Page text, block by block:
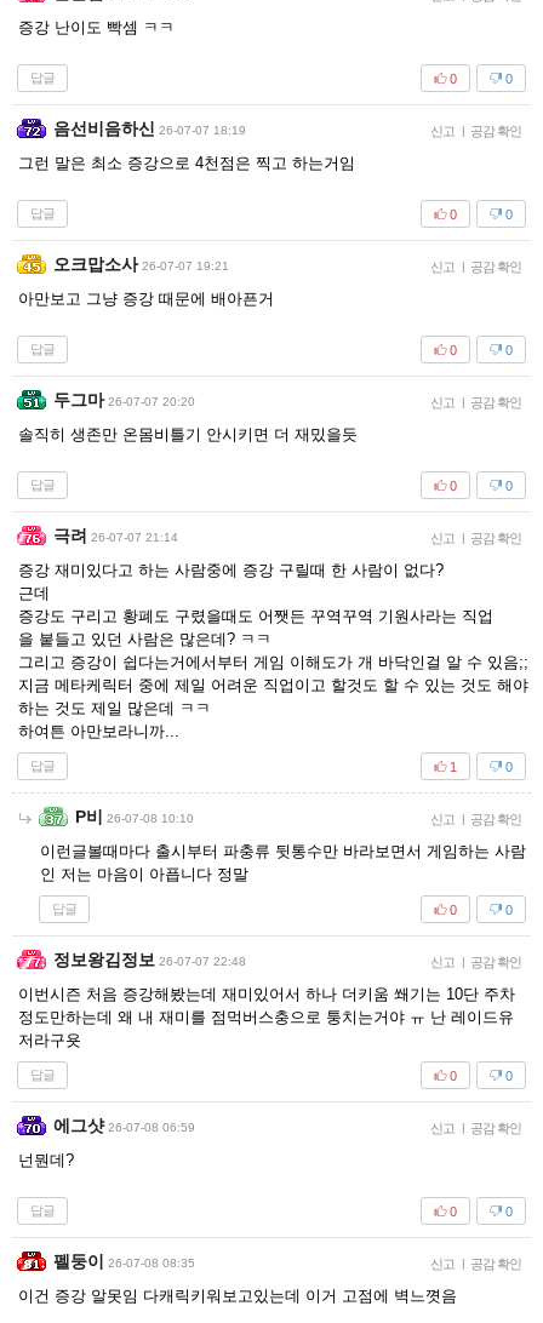
증강 난이도 빡셈 ㅋㅋ
답글 0
0
음선비음하신 26-07-07 18:19 신고 | 공감 확인
그런 말은 최소 증강으로 4천점은 찍고 하는거임
답글 0
0
오크맙소사 26-07-07 19:21 신고 | 공감 확인
아만보고 그냥 증강 때문에 배아픈거
답글 0
0
두그마 26-07-07 20:20 신고 | 공감 확인
솔직히 생존만 온몸비틀기 안시키면 더 재밌을듯
답글 0
0
극려 26-07-07 21:14 신고 | 공감 확인
증강 재미있다고 하는 사람중에 증강 구릴때 한 사람이 없다?
근데
증강도 구리고 황폐도 구렸을때도 어쨋든 꾸역꾸역 기원사라는 직업
을 붙들고 있던 사람은 많은데? ㅋㅋ
그리고 증강이 쉽다는거에서부터 게임 이해도가 개 바닥인걸 알 수 있음;;
지금 메타케릭터 중에 제일 어려운 직업이고 할것도 할 수 있는 것도 해야
하는 것도 제일 많은데 ㅋㅋ
하여튼 아만보라니까...
답글 0
1
P비 26-07-08 10:10 신고 | 공감 확인
이런글볼때마다 출시부터 파충류 뒷통수만 바라보면서 게임하는 사람
인 저는 마음이 아픕니다 정말
답글 0
0
정보왕김정보 26-07-07 22:48 신고 | 공감 확인
이번시즌 처음 증강해봤는데 재미있어서 하나 더키움 쐐기는 10단 주차
정도만하는데 왜 내 재미를 점먹버스충으로 퉁치는거야 ㅠ 난 레이드유
저라구욧
답글 0
0
에그샷 26-07-08 06:59 신고 | 공감 확인
넌뭔데?
답글 0
0
펠둥이 26-07-08 08:35 신고 | 공감 확인
이건 증강 알못임 다캐릭키워보고있는데 이거 고점에 벽느꼇음